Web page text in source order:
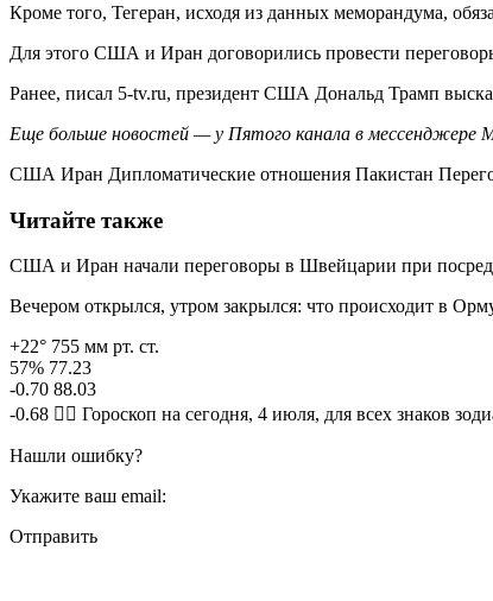
Кроме того, Тегеран, исходя из данных меморандума,
Для этого США и Иран договорились провести
Ранее, писал 5-tv.ru, президент США Дональд Трамп
Еще больше новостей — у Пятого канала в мессенджере
США Иран Дипломатические отношения Пакистан
Читайте также
США и Иран начали переговоры в Швейцарии при
Вечером открылся, утром закрылся: что происходит в
+22° 755 мм рт. ст.
57% 77.23
-0.70 88.03
-0.68 🧙‍♀ Гороскоп на сегодня, 4 июля, для всех знаков
Нашли ошибку?
Укажите ваш email:
Отправить